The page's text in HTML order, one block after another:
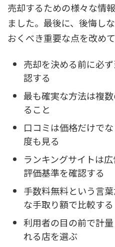
売却するための様々な情
ました。最後に、後悔し
おくべき重要な点を改めて
売却を決める前に必
認する
最も確実な方法は複
ること
口コミは価格だけで
度も見る
ランキングサイトは
評価基準を確認する
手数料無料という言
な手取り額で比較する
利用者の目の前で計
れる店を選ぶ